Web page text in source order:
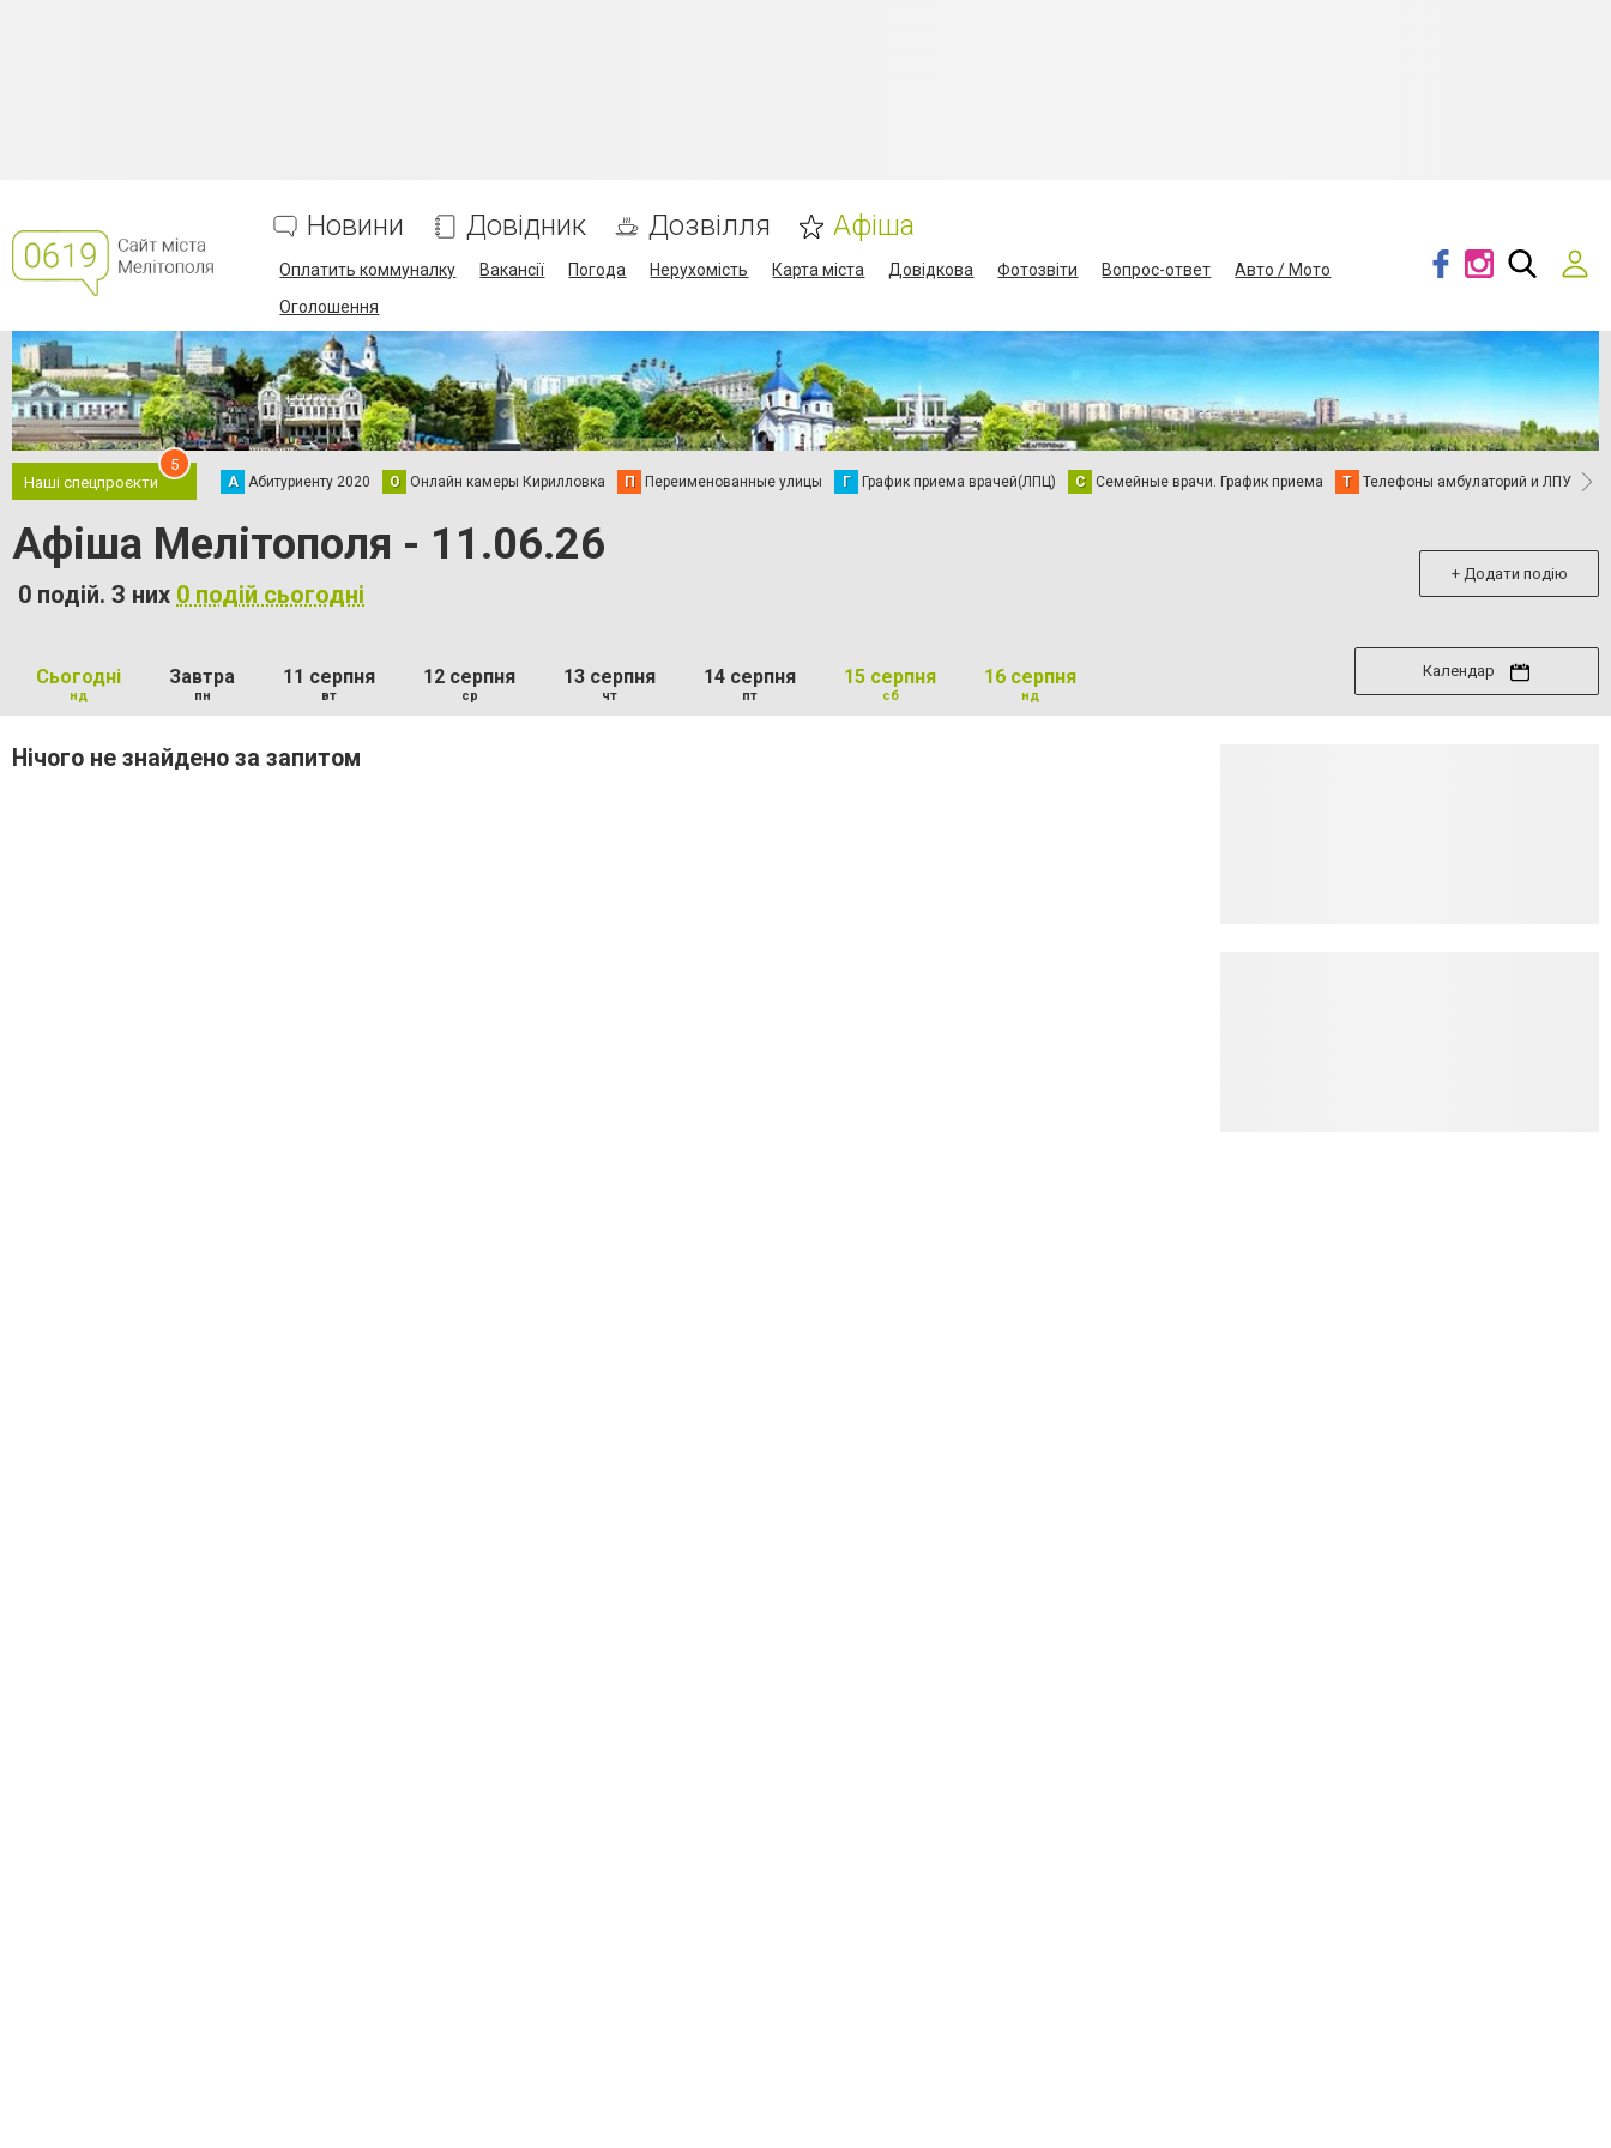
Новини Довідник Дозвілля Афіша
Оплатить коммуналку Вакансії Погода Нерухомість Карта міста Довідкова Фотозвіти Вопрос-ответ
Авто / Мото
Оголошення
Наші спецпроєкти
5
А Абитуриенту 2020 О Онлайн камеры Кирилловка П Переименованные улицы Г График приема врачей(ЛПЦ) С Семейные врачи. График приема Т Телефоны амбулаторий и ЛПУ В
Афіша Мелітополя - 11.06.26
0 подій. З них 0 подій сьогодні
+ Додати подію
Сьогодні
нд
Завтра
пн
11 серпня
вт
12 серпня
ср
13 серпня
чт
14 серпня
пт
15 серпня
сб
16 серпня
нд
Календар
Нічого не знайдено за запитом